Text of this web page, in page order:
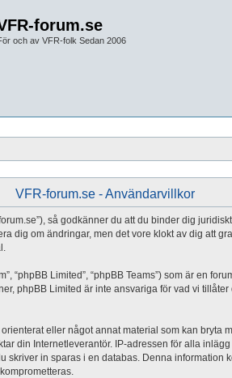
forum.se
och av VFR-folk Sedan 2006
VFR-forum.se - Användarvillkor
forum.se”), så godkänner du att du binder dig
dig om ändringar, men det vore klokt av dig att
“phpBB Limited”, “phpBB Teams”) som är en
phpBB Limited är inte ansvariga för vad vi
eller något annat material som kan
din Internetleverantör. IP-adressen för alla
in sparas i en databas. Denna information